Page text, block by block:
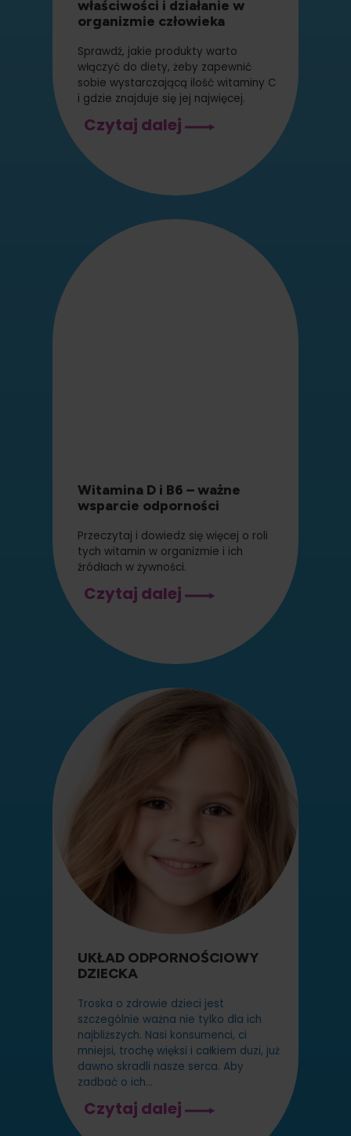
właściwości i działanie w
organizmie człowieka
Sprawdź, jakie produkty warto
włączyć do diety, żeby zapewnić
sobie wystarczającą ilość witaminy C
i gdzie znajduje się jej najwięcej.
Czytaj dalejWitamina
C
właściwości
i
działanie
organizmie
Witamina D i B6 – ważne
wsparcie odporności
Przeczytaj i dowiedz się więcej o roli
tych witamin w organizmie i ich
źródłach w żywności.
Czytaj dalejWitamina
D
ważne
wsparcie
odporności
UKŁAD ODPORNOŚCIOWY
DZIECKA
Troska o zdrowie dzieci jest
szczególnie ważna nie tylko dla ich
najbliższych. Nasi konsumenci, ci
mniejsi, trochę więksi i całkiem duzi, już
dawno skradli nasze serca. Aby
zadbać o ich…
Czytaj dalejUKŁAD
ODPORNOŚCIOWY